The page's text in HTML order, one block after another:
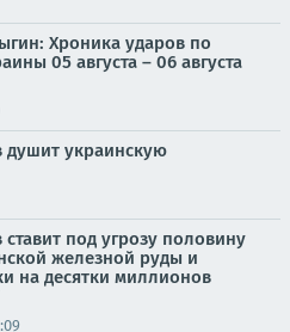
Хроника ударов по
05 августа – 06 августа
душит украинскую
под угрозу половину
железной руды и
на десятки миллионов